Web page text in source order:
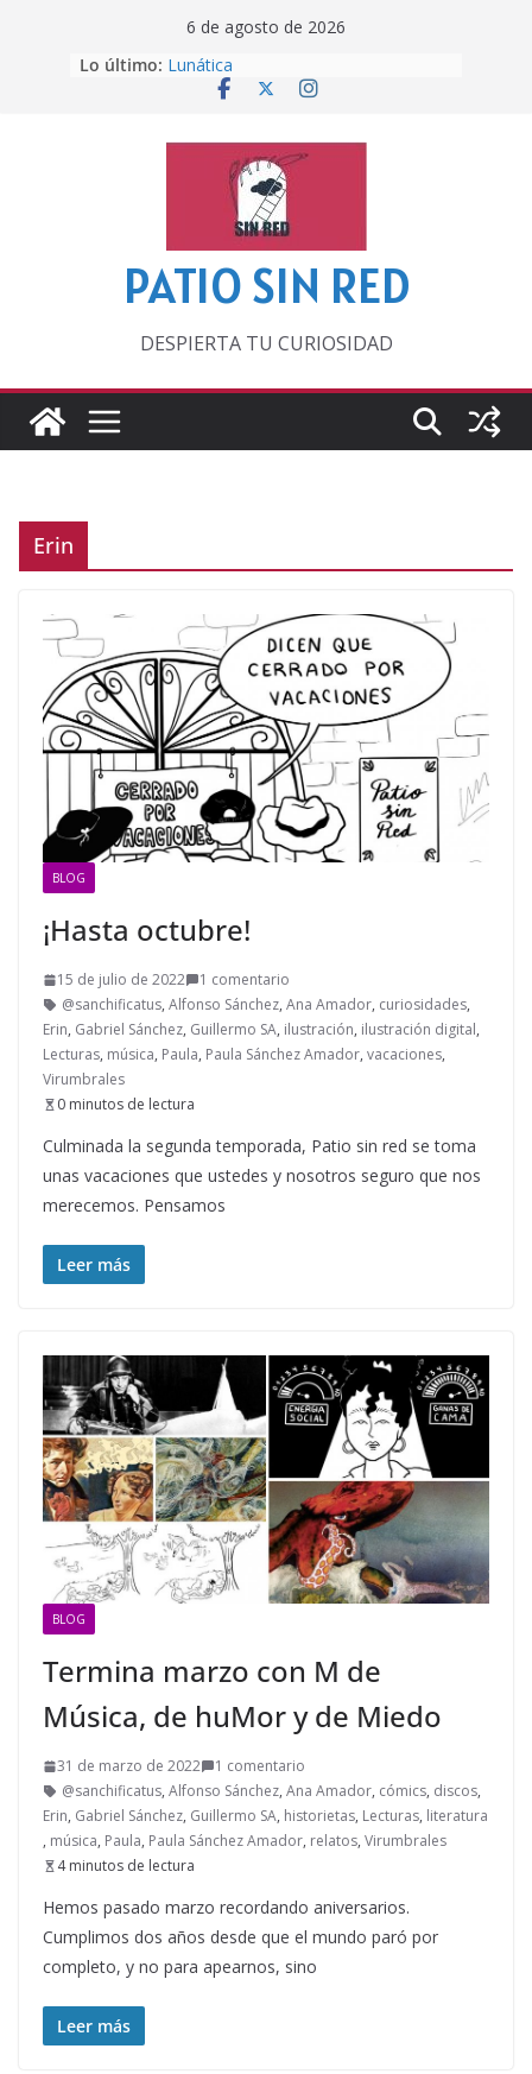
6 de agosto de 2026
Lo último: Lunática
Pero, hasta entonces…
‘La broma infinita’ de recomendar
lecturas veraniegas
Otra del Mundial
PATIO SIN RED
DESPIERTA TU CURIOSIDAD
Erin
BLOG
¡Hasta octubre!
15 de julio de 2022
1 comentario
@sanchificatus, Alfonso Sánchez, Ana Amador, curiosidades,
Erin, Gabriel Sánchez, Guillermo SA, ilustración, ilustración digital,
Lecturas, música, Paula, Paula Sánchez Amador, vacaciones,
Virumbrales
0 minutos de lectura
Culminada la segunda temporada, Patio sin red se toma
unas vacaciones que ustedes y nosotros seguro que nos
merecemos. Pensamos
Leer más
BLOG
Termina marzo con M de
Música, de huMor y de Miedo
31 de marzo de 2022
1 comentario
@sanchificatus, Alfonso Sánchez, Ana Amador, cómics, discos,
Erin, Gabriel Sánchez, Guillermo SA, historietas, Lecturas, literatura
, música, Paula, Paula Sánchez Amador, relatos, Virumbrales
4 minutos de lectura
Hemos pasado marzo recordando aniversarios.
Cumplimos dos años desde que el mundo paró por
completo, y no para apearnos, sino
Leer más